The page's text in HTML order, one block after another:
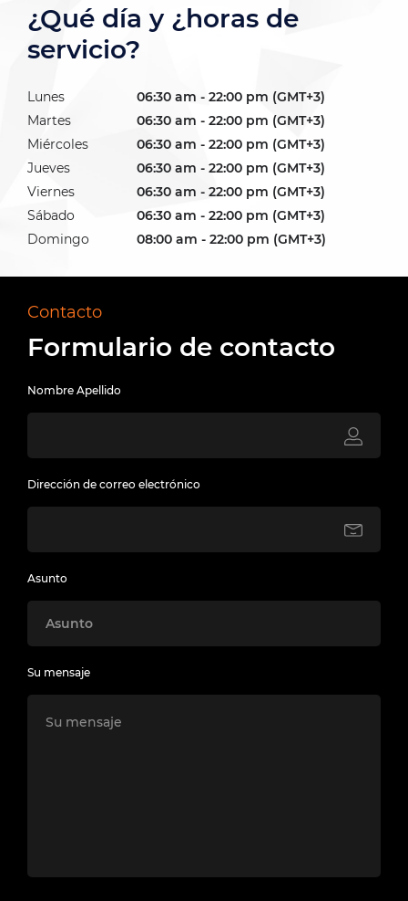
¿Qué día y ¿horas de
servicio?
Lunes
06:30 am - 22:00 pm (GMT+3)
Martes
06:30 am - 22:00 pm (GMT+3)
Miércoles
06:30 am - 22:00 pm (GMT+3)
Jueves
06:30 am - 22:00 pm (GMT+3)
Viernes
06:30 am - 22:00 pm (GMT+3)
Sábado
06:30 am - 22:00 pm (GMT+3)
Domingo
08:00 am - 22:00 pm (GMT+3)
Contacto
Formulario de contacto
Nombre Apellido
Dirección de correo electrónico
Asunto
Su mensaje